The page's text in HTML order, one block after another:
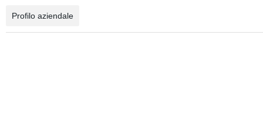
Profilo aziendale